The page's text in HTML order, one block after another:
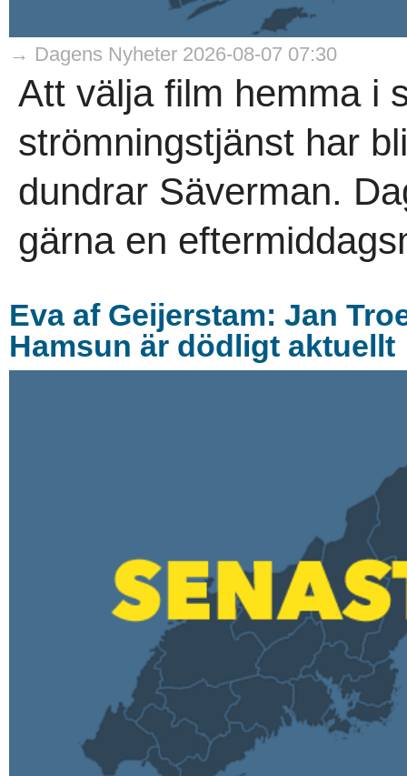
→ Dagens Nyheter 2026-08-07 07:30
Att välja film hemma i
strömningstjänst har
dundrar Säverman.
gärna en
Eva af Geijerstam: Jan
Hamsun är dödligt aktuellt